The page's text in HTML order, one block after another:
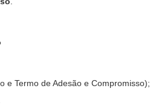
e Termo de Adesão e Compromisso);